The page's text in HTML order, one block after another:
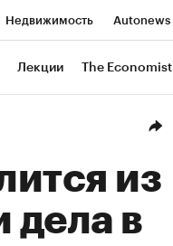
Недвижимость Autonews
Тренды Визионеры
Лекции The Economist
из
дела в